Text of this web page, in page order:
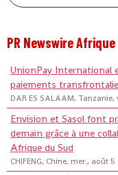
PR Newswire Afrique
UnionPay International
paiements
DAR ES SALAAM,
Envision et Sasol font
demain grâce à une
Afrique du Sud
CHIFENG, Chine, mer., août